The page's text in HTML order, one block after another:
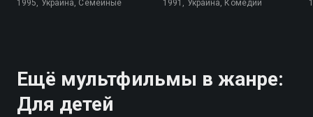
1995, Украина, Семейные 1991, Украина, Комедии
Ещё мультфильмы в жанре:
Для детей